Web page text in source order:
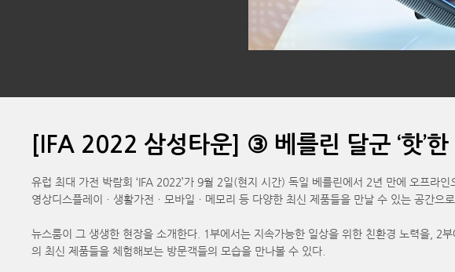
[IFA 2022 삼성타운] ③ 베를린 달군 ‘핫’
유럽 최대 가전 박람회 ‘IFA 2022’가 9월 2일(현지 시간) 독일 베를린에서 2년 만에 오프라
영상디스플레이ㆍ생활가전ㆍ모바일ㆍ메모리 등 다양한 최신 제품들을 만날 수 있는 공간으
뉴스룸이 그 생생한 현장을 소개한다. 1부에서는 지속가능한 일상을 위한 친환경 노력을, 2
의 최신 제품들을 체험해보는 방문객들의 모습을 만나볼 수 있다.